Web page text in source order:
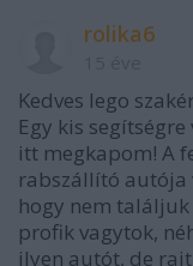
rolika6
Kedves lego
Egy kis
itt megkapom! A
rabszállító autója
hogy nem
profik vagytok,
ilyen autót, de